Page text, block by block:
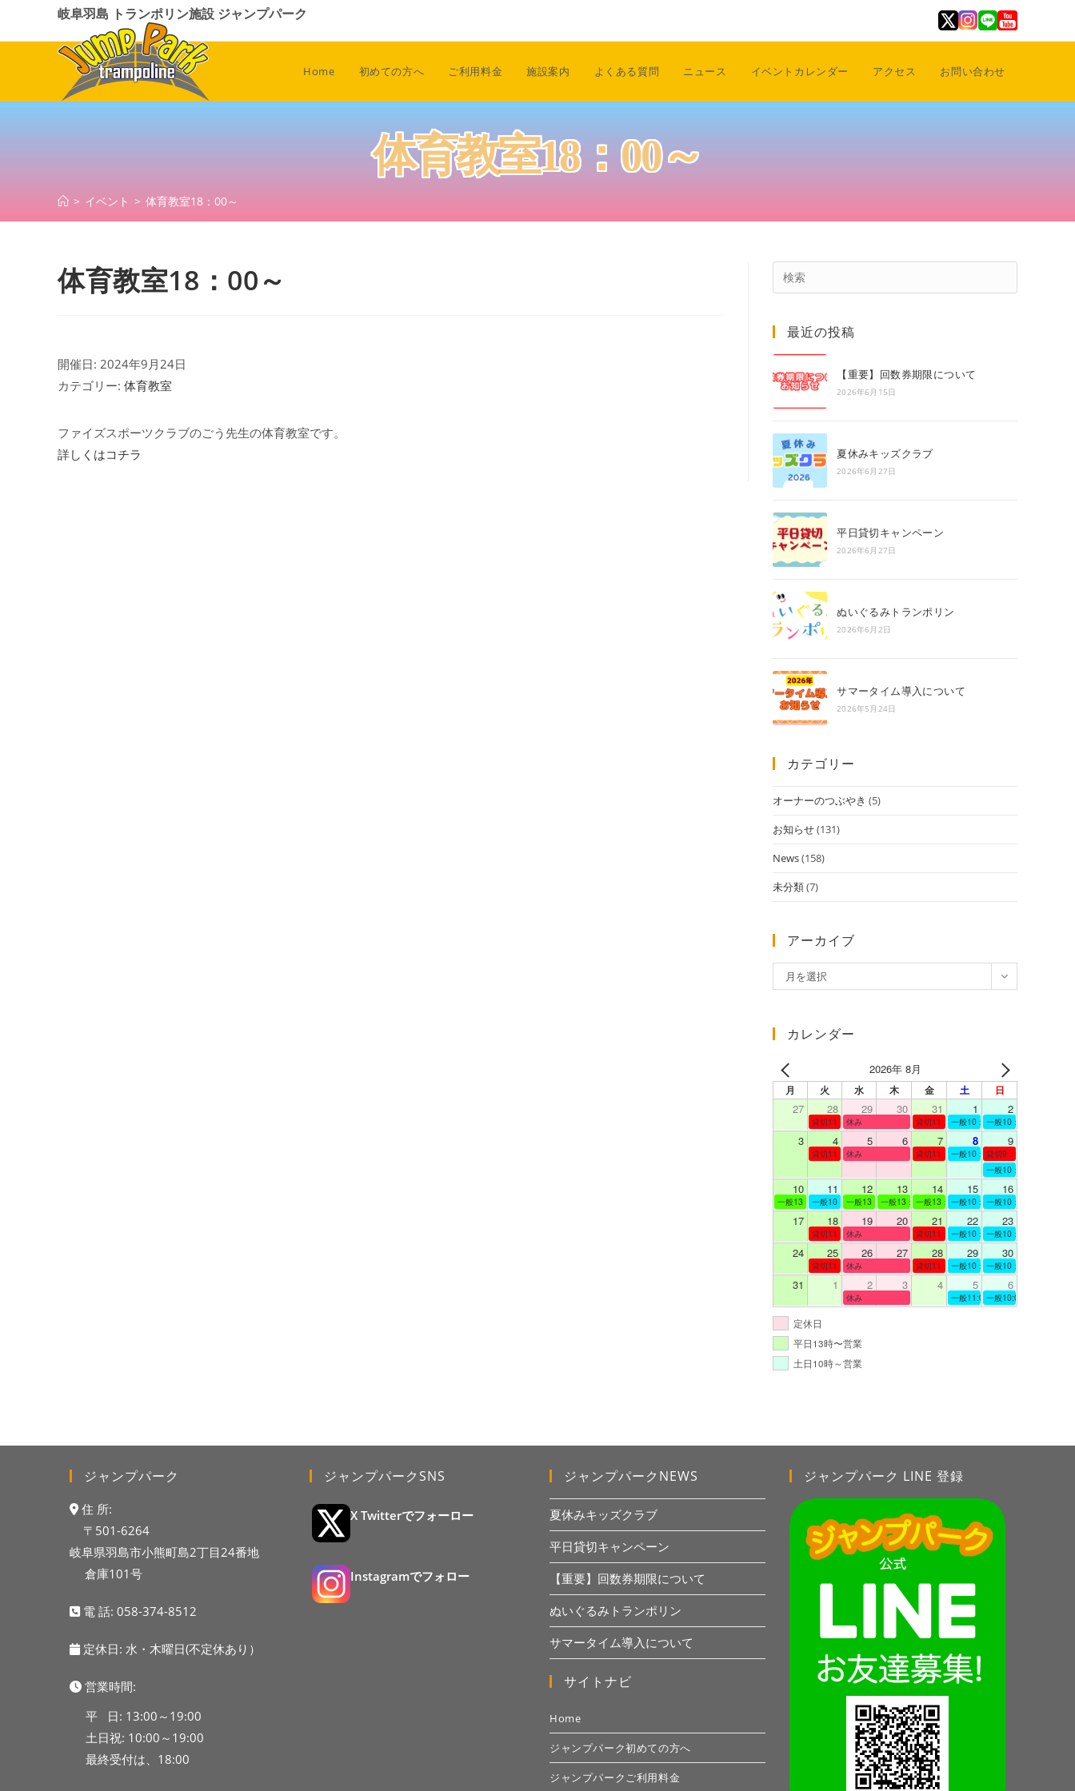
岐阜羽島 トランポリン施設 ジャンプパーク
Home 初めての方へ ご利用料金 施設案内 よくある質問 ニュース イベントカレンダー アクセス お問い合わせ
体育教室18：00～
> イベント > 体育教室18：00～
体育教室18：00～
開催日: 2024年9月24日
カテゴリー: 体育教室
ファイズスポーツクラブのごう先生の体育教室です。
詳しくはコチラ
Escape
最近の投稿
【重要】回数券期限について
2026年6月15日
夏休みキッズクラブ
2026年6月27日
平日貸切キャンペーン
2026年6月27日
ぬいぐるみトランポリン
2026年6月2日
サマータイム導入について
2026年5月24日
カテゴリー
オーナーのつぶやき (5)
お知らせ(131)
News(158)
未分類(7)
アーカイブ
ー
イ
月を選択
カレンダー
2026年 8月
月 火 水 木 金 土 日
27 28 29 30 31 1 2
貸切11：00～12：00
休み 貸切11：00～12：00
一般10：00～19：00一般10：00～19：00
3 4 5 6 7 8 9
貸切11：00～12：00
休み 貸切11：00～12：00
一般10：00～19：00
貸切9：00～10：00
一般10：00～19：00
10 11 12 13 14 15 16
一般13：00～19：00
一般10：00～19：00
一般13：00～19：00
一般13：00～19：00
一般13：00～19：00
一般10：00～19：00一般10：00～19：00
17 18 19 20 21 22 23
貸切11：00～12：00
休み 貸切11：00～13：00
一般10：00～19：00一般10：00～19：00
24 25 26 27 28 29 30
貸切11：00～12：00
休み 貸切11：00～12：00
一般10：00～19：00一般10：00～19：00
31 1 2 3 4 5 6
休み 一般11:00～19:00一般10:00～19:00
定休日
平日13時〜営業
土日10時～営業
ジャンプパーク
住 所:
〒501-6264
岐阜県羽島市小熊町島2丁目24番地
倉庫101号
電 話: 058-374-8512
定休日: 水・木曜日(不定休あり）
営業時間:
平 日: 13:00～19:00
土日祝: 10:00～19:00
最終受付は、18:00
ジャンプパークSNS
X Twitterでフォーロー
Instagramでフォロー
ジャンプパークNEWS
夏休みキッズクラブ
平日貸切キャンペーン
【重要】回数券期限について
ぬいぐるみトランポリン
サマータイム導入について
サイトナビ
Home
ジャンプパーク初めての方へ
ジャンプパークご利用料金
ジャンプパーク LINE 登録